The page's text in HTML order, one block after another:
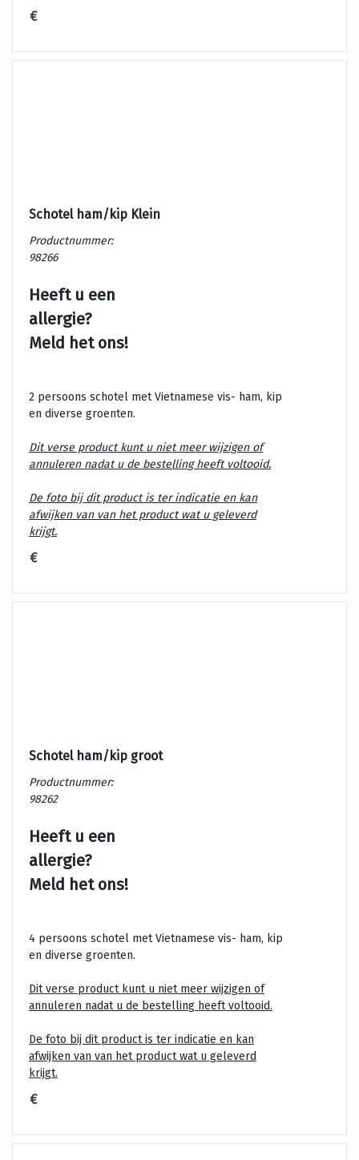
€
Schotel ham/kip Klein
Productnummer:
98266
Heeft u een
allergie?
Meld het ons!
2 persoons schotel met Vietnamese vis- ham, kip
en diverse groenten.
Dit verse product kunt u niet meer wijzigen of
annuleren nadat u de bestelling heeft voltooid.
De foto bij dit product is ter indicatie en kan
afwijken van van het product wat u geleverd
krijgt.
€
Schotel ham/kip groot
Productnummer:
98262
Heeft u een
allergie?
Meld het ons!
4 persoons schotel met Vietnamese vis- ham, kip
en diverse groenten.
Dit verse product kunt u niet meer wijzigen of
annuleren nadat u de bestelling heeft voltooid.
De foto bij dit product is ter indicatie en kan
afwijken van van het product wat u geleverd
krijgt.
€